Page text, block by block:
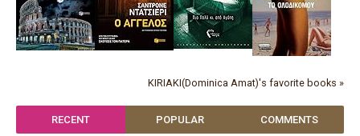
KIRIAKI(Dominica Amat)'s favorite books »
RECENT POPULAR COMMENTS